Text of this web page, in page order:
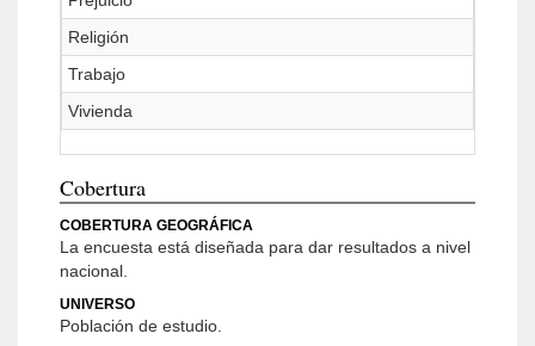
Religión
Trabajo
Vivienda
Cobertura
COBERTURA GEOGRÁFICA
La encuesta está diseñada para dar resultados a nivel
nacional.
UNIVERSO
Población de estudio.